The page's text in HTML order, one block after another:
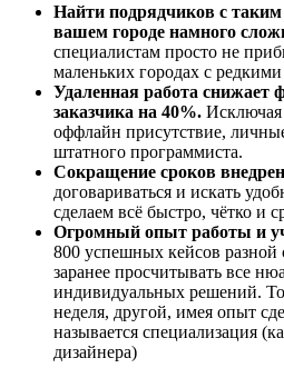
Найти подрядчиков с
вашем городе намного
специалистам просто не
маленьких городах с редкими
Удаленная работа снижает
заказчика на 40%. Исключая
оффлайн присутствие,
штатного программиста.
Сокращение сроков
договариваться и искать
сделаем всё быстро, чётко и
Огромный опыт работы и
800 успешных кейсов
заранее просчитывать все
индивидуальных решений.
неделя, другой, имея опыт
называется специализация
дизайнера)